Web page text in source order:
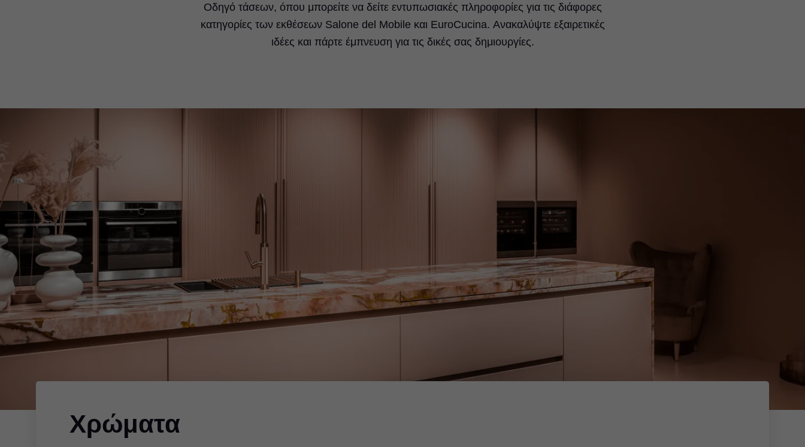
Οδηγό τάσεων, όπου μπορείτε να δείτε εντυπωσιακές πληροφορίες για τις διάφορες
κατηγορίες των εκθέσεων Salone del Mobile και EuroCucina. Ανακαλύψτε εξαιρετικές
ιδέες και πάρτε έμπνευση για τις δικές σας δημιουργίες.
Χρώματα